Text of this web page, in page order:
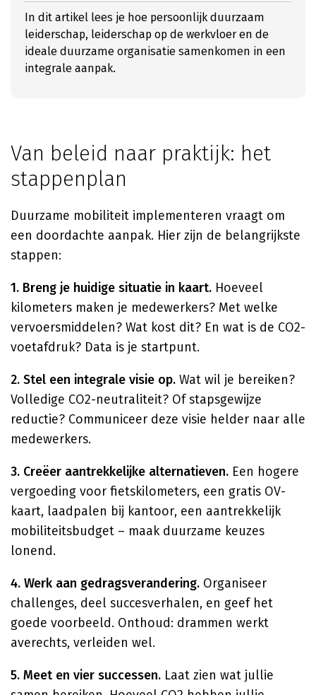
In dit artikel lees je hoe persoonlijk duurzaam
leiderschap, leiderschap op de werkvloer en de
ideale duurzame organisatie samenkomen in een
integrale aanpak.
Van beleid naar praktijk: het
stappenplan
Duurzame mobiliteit implementeren vraagt om
een doordachte aanpak. Hier zijn de belangrijkste
stappen:
1. Breng je huidige situatie in kaart. Hoeveel
kilometers maken je medewerkers? Met welke
vervoersmiddelen? Wat kost dit? En wat is de CO2-
voetafdruk? Data is je startpunt.
2. Stel een integrale visie op. Wat wil je bereiken?
Volledige CO2-neutraliteit? Of stapsgewijze
reductie? Communiceer deze visie helder naar alle
medewerkers.
3. Creëer aantrekkelijke alternatieven. Een hogere
vergoeding voor fietskilometers, een gratis OV-
kaart, laadpalen bij kantoor, een aantrekkelijk
mobiliteitsbudget – maak duurzame keuzes
lonend.
4. Werk aan gedragsverandering. Organiseer
challenges, deel succesverhalen, en geef het
goede voorbeeld. Onthoud: drammen werkt
averechts, verleiden wel.
5. Meet en vier successen. Laat zien wat jullie